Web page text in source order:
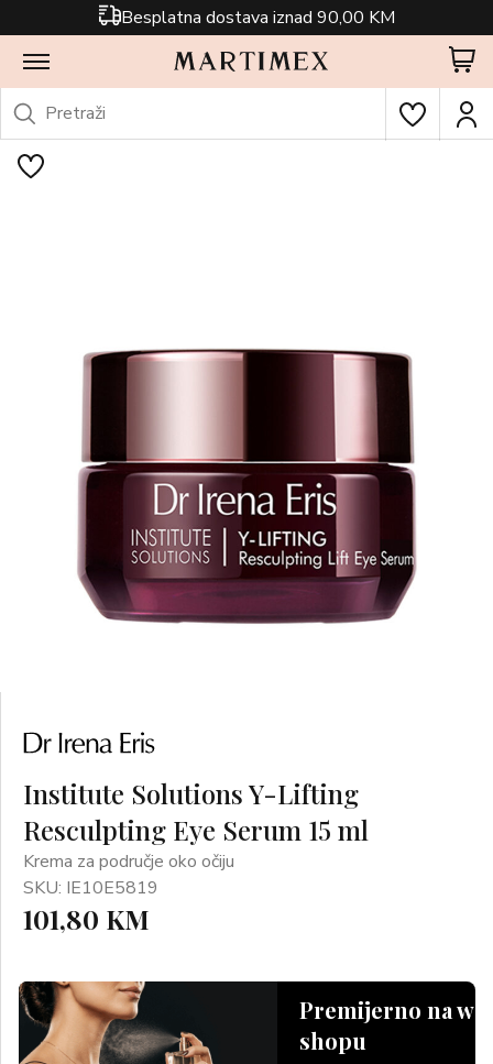
Besplatna dostava iznad 90,00 KM
Institute Solutions Y-Lifting
Resculpting Eye Serum 15 ml
Krema za područje oko očiju
SKU: IE10E5819
101,80 KM
Premijerno na
shopu